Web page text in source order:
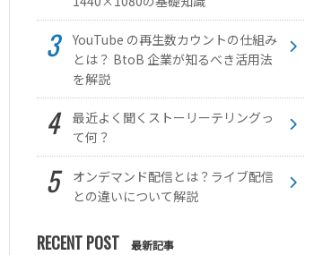
YouTube の再生数カウントの仕組み
とは？ BtoB 企業が知るべき活用法
を解説
最近よく聞くストーリーテリングっ
て何？
オンデマンド配信とは？ライブ配信
との違いについて解説
RECENT POST 最新記事